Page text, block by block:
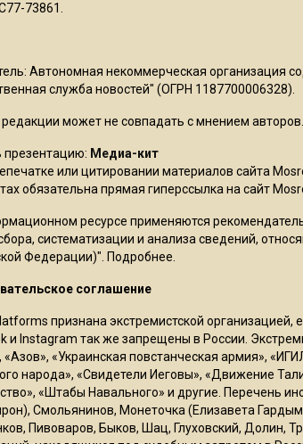
73861.
Автономная некоммерческая организация
служба новостей" (ОГРН 1187700006328).
может не совпадать с мнением авторов.
презентацию: Медиа-кит
или цитировании материалов сайта
обязательна прямая гиперссылка на сайт
ресурсе применяются
систематизации и анализа сведений,
Федерации)". Подробнее
соглашение
признана экстремистской
и Instagram так же запрещены в России.
«Азов», «Украинская повстанческая армия»,
народа», «Свидетели Иеговы», «Движение
«Штабы Навального» и другие. Перечень
Смольянинов, Монеточка (Елизавета
Пивоваров, Быков, Шац, Глуховский, Долин,